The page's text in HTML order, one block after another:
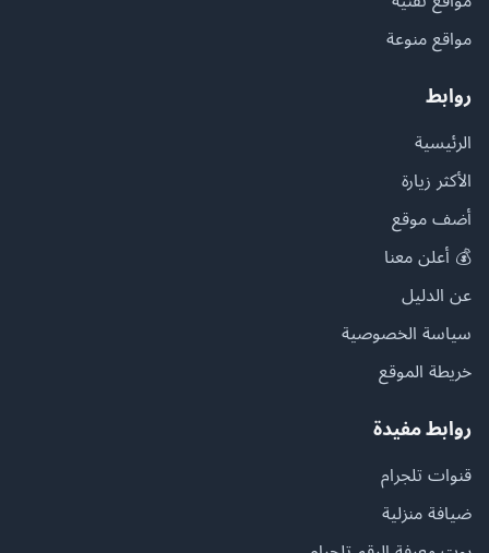
مواقع منوعة
روابط
الرئيسية
الأكثر زيارة
أضف موقع
💰 أعلن معنا
عن الدليل
سياسة الخصوصية
خريطة الموقع
روابط مفيدة
قنوات تلجرام
ضيافة منزلية